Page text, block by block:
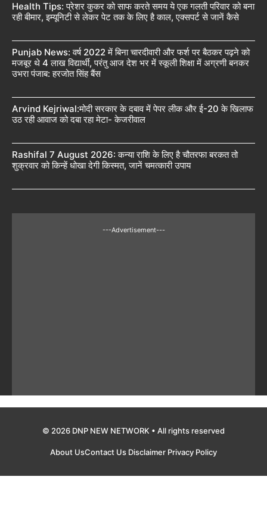
Health Tips: प्रेशर कुकर को साफ करते समय ये एक गलती परिवार को बना
रही बीमार, इम्यूनिटी से लेकर पेट तक के लिए है काल, एक्सपर्ट से जानें कैसे
Punjab News: वर्ष 2022 में बिना चारदीवारी और फर्श पर बैठकर पढ़ने को
मजबूर थे 4 लाख विद्यार्थी, परंतु आज देश भर में स्कूली शिक्षा में अग्रणी बनकर
उभरा पंजाब: हरजोत सिंह बैंस
Arvind Kejriwal:मोदी सरकार के दबाव में पेपर लीक और ई-20 के खिलाफ
उठ रही आवाज को दबा रहा मेटा- केजरीवाल
Rashifal 7 August 2026: कन्या राशि के लिए है चौतरफा बरकत तो
शुक्रवार को किन्हें धोखा देगी किस्मत, जानें चमत्कारी उपाय
---Advertisement---
© 2026 DNP NEW NETWORK • All rights reserved
About UsContact Us Disclaimer Privacy Policy